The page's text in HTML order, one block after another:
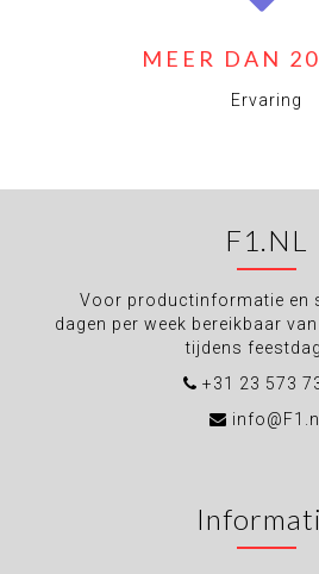
MEER DAN
Ervaring
F1.NL
Voor productinformatie en
dagen per week bereikbaar
tijdens
+31 23 573
info@F1.nl